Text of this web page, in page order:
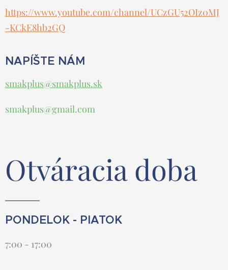
https://www.youtube.com/channel/UCzGU52OIz0MJ
-KCkE8hb2GQ
NAPÍŠTE NÁM
smakplus@smakplus.sk
smakplus@gmail.com
Otváracia doba
PONDELOK - PIATOK
7:00 - 17:00